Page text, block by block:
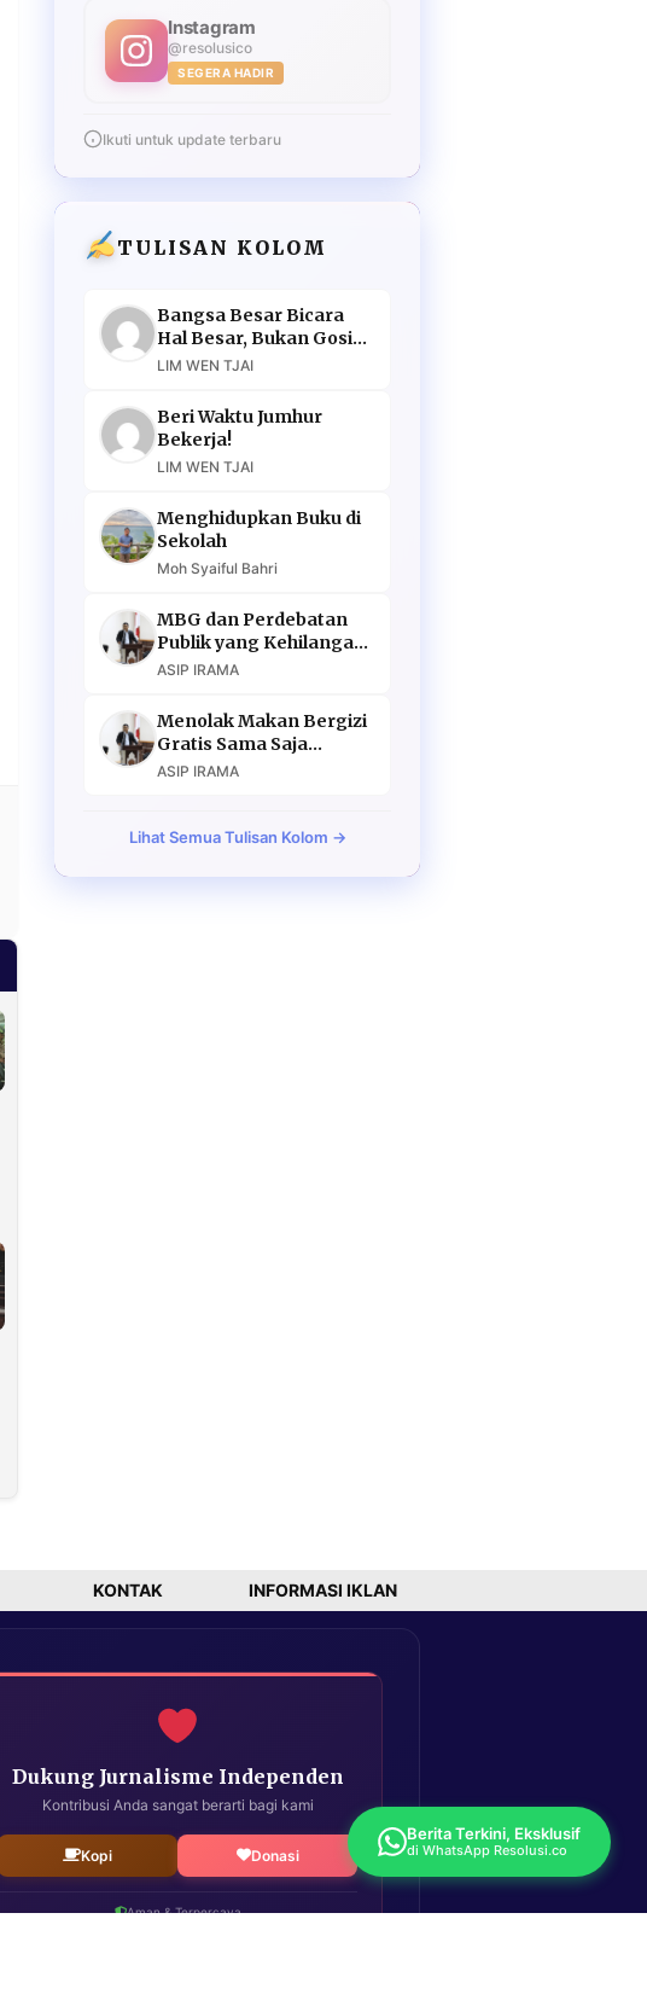
Instagram
@resolusico
SEGERA HADIR
Ikuti untuk update terbaru
TULISAN KOLOM
Bangsa Besar Bicara
Hal Besar, Bukan Gosip
Murahan
LIM WEN TJAI
Beri Waktu Jumhur
Bekerja!
LIM WEN TJAI
Menghidupkan Buku di
Sekolah
Moh Syaiful Bahri
MBG dan Perdebatan
Publik yang Kehilangan
Argumen
ASIP IRAMA
Menolak Makan Bergizi
Gratis Sama Saja
Menolak Masa Depan
ASIP IRAMA
Lihat Semua Tulisan Kolom →
KONTAK INFORMASI IKLAN
Dukung Jurnalisme Independen
Kontribusi Anda sangat berarti bagi kami
Kopi Donasi
Aman & Terpercaya
Berita Terkini, Eksklusif
di WhatsApp Resolusi.co